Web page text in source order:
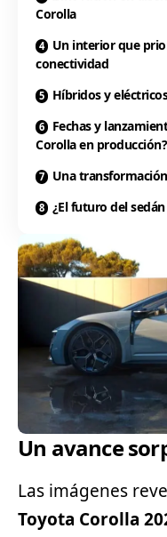
Corolla
Un interior que
conectividad
Híbridos y
Fechas y
Corolla en producción?
Una
¿El futuro del sedán
Un avance
Las imágenes
Toyota Corolla